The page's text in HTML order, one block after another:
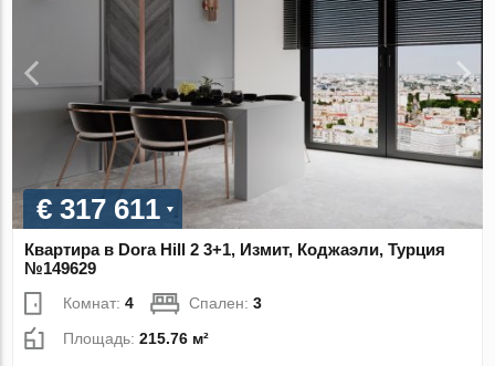
€ 317 611
Квартира в Dora Hill 2 3+1, Измит, Коджаэли, Турция
№149629
Комнат:4 Спален:3
Площадь:215.76 м²